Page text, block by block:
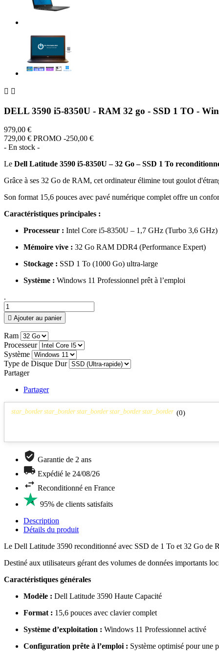
 
DELL 3590 i5-8350U - RAM 32 go - SSD 1 TO -
979,00 €
729,00 € PROMO -250,00 €
- En stock -
Le Dell Latitude 3590 i5-8350U – 32 Go – SSD 1 To
Grâce à ses 32 Go de RAM, cet ordinateur élimine tout goulot
Son format 15,6 pouces avec pavé numérique complet offre un
Caractéristiques principales :
Processeur : Intel Core i5-8350U – 1,7 GHz (Turbo 3,6 GHz)
Mémoire vive : 32 Go RAM DDR4 (Performance Expert)
Stockage : SSD 1 To (1000 Go) ultra-large
Système : Windows 11 Professionnel prêt à l’emploi
.
 Ajouter au panier
Ram
Processeur
Système
Type de Disque Dur
Partager
Partager
star_border star_border star_border star_border star_border (0)
Garantie de 2 ans
Expédié le 24/08/26
Reconditionné en France
95% de clients satisfaits
Description
Détails du produit
Le Dell Latitude 3590 reconditionné avec SSD de 1 To et 32 Go de
Destiné aux utilisateurs gérant des volumes de données importants
Caractéristiques générales
Modèle : Dell Latitude 3590 Haute Capacité
Format : 15,6 pouces avec clavier complet
Système d’exploitation : Windows 11 Professionnel activé
Configuration prête à l’emploi : Système optimisé pour une